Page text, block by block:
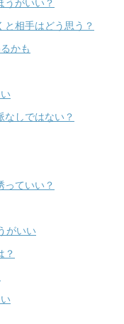
うがいい？
相手はどう思う？
かも
なしではない？
っていい？
がいい
？